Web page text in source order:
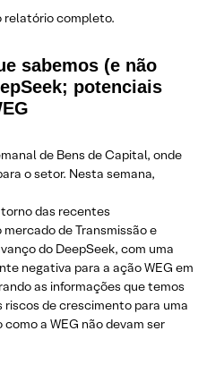
relatório completo.
sabemos (e não
potenciais
de Bens de Capital, onde
o setor. Nesta semana,
das recentes
de Transmissão e
do DeepSeek, com uma
negativa para a ação WEG em
as informações que temos
riscos de crescimento para uma
a WEG não devam ser